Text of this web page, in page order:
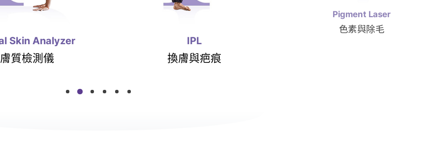
IPL
換膚與疤痕
Pigment Laser
色素與除毛
Beauty Apparatus
美容設備